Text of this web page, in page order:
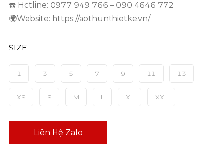
☎️ Hotline: 0977 949 766 – 090 4646 772
🌍Website: https://aothunthietke.vn/
Liên Hệ Zalo
1 3 5 7 9 11 13
XS S M L XL XXL
SIZE